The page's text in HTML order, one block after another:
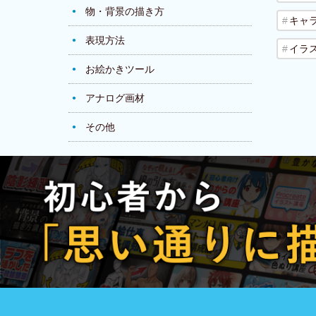
物・背景の描き方
表現方法
お絵かきツール
アナログ画材
その他
キャ
イラ